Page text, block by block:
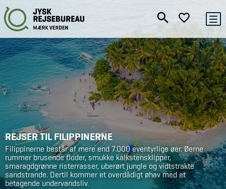
REJSER TIL FILIPPINERNE
Filippinerne består af mere end 7.000 eventyrlige øer. Øerne
rummer brusende floder, smukke kalkstensklipper,
smaragdgrønne risterrasser, uberørt jungle og vidtstrakte
sandstrande. Dertil kommer et overdådigt øhav med et
betagende undervandsliv.